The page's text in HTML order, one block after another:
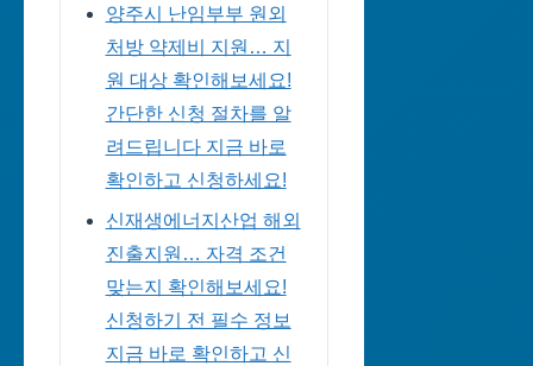
양주시 난임부부 원외
처방 약제비 지원… 지
원 대상 확인해보세요!
간단한 신청 절차를 알
려드립니다 지금 바로
확인하고 신청하세요!
신재생에너지산업 해외
진출지원… 자격 조건
맞는지 확인해보세요!
신청하기 전 필수 정보
지금 바로 확인하고 신